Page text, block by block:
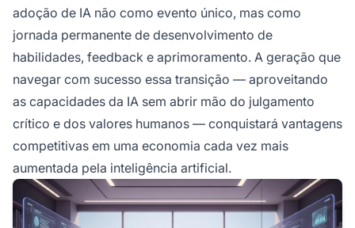
adoção de IA não como evento único, mas como
jornada permanente de desenvolvimento de
habilidades, feedback e aprimoramento. A geração que
navegar com sucesso essa transição — aproveitando
as capacidades da IA sem abrir mão do julgamento
crítico e dos valores humanos — conquistará vantagens
competitivas em uma economia cada vez mais
aumentada pela inteligência artificial.